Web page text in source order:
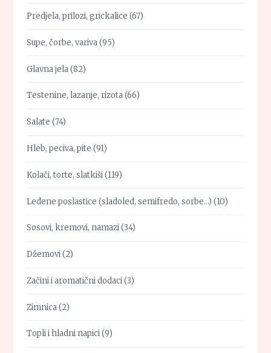
Predjela, prilozi, grickalice (67)
Supe, čorbe, variva(95)
Glavna jela(82)
Testenine, lazanje, rizota(66)
Salate (74)
Hleb, peciva, pite (91)
Kolači, torte, slatkiši(119)
Ledene poslastice (sladoled, semifredo, sorbe…) (10)
Sosovi, kremovi, namazi(34)
Džemovi(2)
Začini i aromatični dodaci(3)
Zimnica(2)
Topli i hladni napici(9)